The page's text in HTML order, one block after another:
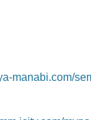
manabi.com/